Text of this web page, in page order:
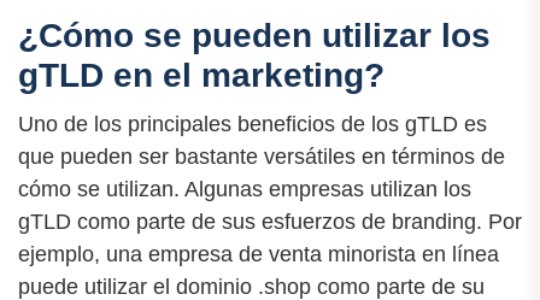
¿Cómo se pueden utilizar los
gTLD en el marketing?
Uno de los principales beneficios de los gTLD es
que pueden ser bastante versátiles en términos de
cómo se utilizan. Algunas empresas utilizan los
gTLD como parte de sus esfuerzos de branding. Por
ejemplo, una empresa de venta minorista en línea
puede utilizar el dominio .shop como parte de su